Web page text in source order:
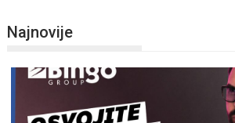
Najnovije